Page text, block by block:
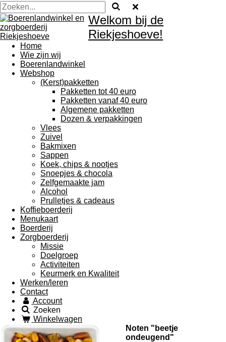
Welkom bij de
Riekjeshoeve!
Home
Wie zijn wij
Boerenlandwinkel
Webshop
(Kerst)pakketten
Pakketten tot 40 euro
Pakketten vanaf 40 euro
Algemene pakketten
Dozen & verpakkingen
Vlees
Zuivel
Bakmixen
Sappen
Koek, chips & nootjes
Snoepjes & chocola
Zelfgemaakte jam
Alcohol
Prulletjes & cadeaus
Koffieboerderij
Menukaart
Boerderij
Zorgboerderij
Missie
Doelgroep
Activiteiten
Keurmerk en Kwaliteit
Werken/leren
Contact
Account
Zoeken
Winkelwagen
Noten "beetje
ondeugend"